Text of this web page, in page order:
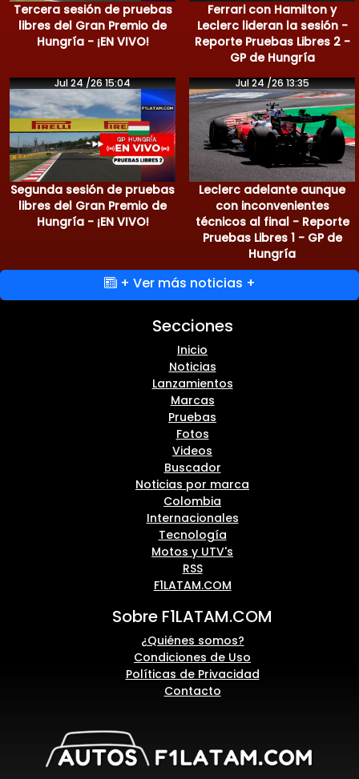
Tercera sesión de pruebas
libres del Gran Premio de
Hungría - ¡EN VIVO!
Ferrari con Hamilton y
Leclerc lideran la sesión -
Reporte Pruebas Libres 2 -
GP de Hungría
Jul 24 /26 15:04
Segunda sesión de pruebas
libres del Gran Premio de
Hungría - ¡EN VIVO!
Jul 24 /26 13:35
Leclerc adelante aunque
con inconvenientes
técnicos al final - Reporte
Pruebas Libres 1 - GP de
Hungría
+ Ver más noticias +
Secciones
Inicio
Noticias
Lanzamientos
Marcas
Pruebas
Fotos
Videos
Buscador
Noticias por marca
Colombia
Internacionales
Tecnología
Motos y UTV's
RSS
F1LATAM.COM
Sobre F1LATAM.COM
¿Quiénes somos?
Condiciones de Uso
Políticas de Privacidad
Contacto